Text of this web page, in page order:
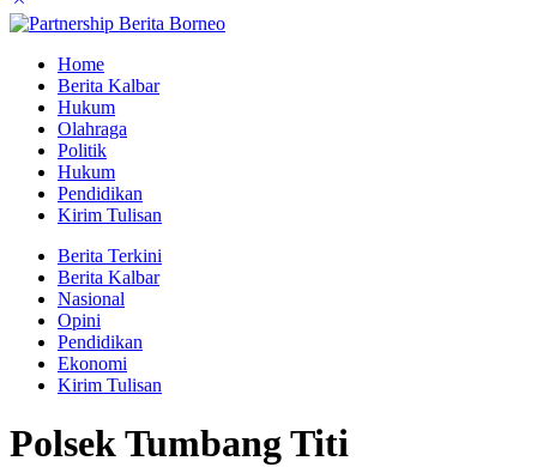
Home
Berita Kalbar
Hukum
Olahraga
Politik
Hukum
Pendidikan
Kirim Tulisan
Berita Terkini
Berita Kalbar
Nasional
Opini
Pendidikan
Ekonomi
Kirim Tulisan
Polsek Tumbang Titi